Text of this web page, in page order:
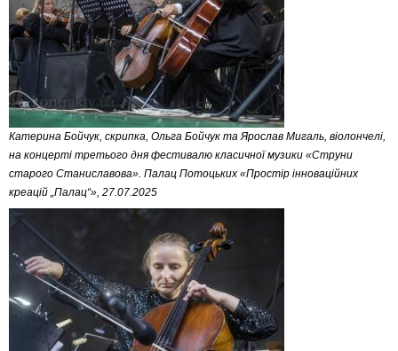
Катерина Бойчук, скрипка, Ольга Бойчук та Ярослав Мигаль, віолончелі,
на концерті третього дня фестивалю класичної музики «Струни
старого Станиславова». Палац Потоцьких «Простір інноваційних
креацій „Палац“», 27.07.2025